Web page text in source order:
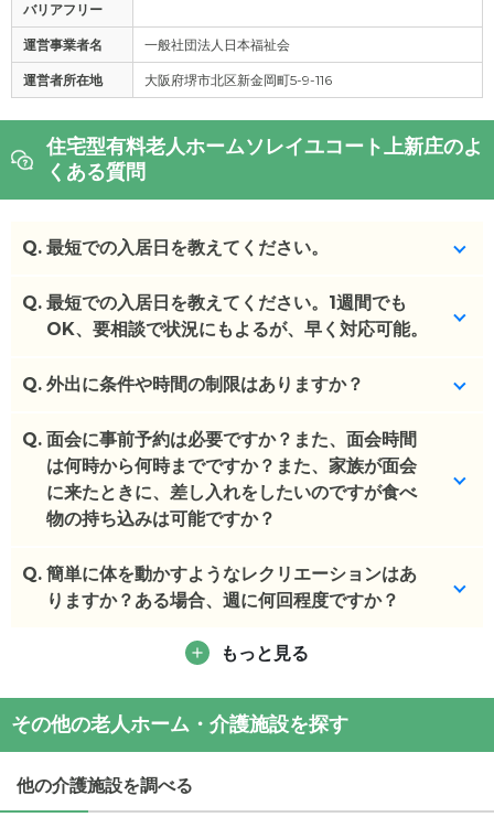
バリアフリー
運営事業者名 一般社団法人日本福祉会
運営者所在地 大阪府堺市北区新金岡町5-9-116
住宅型有料老人ホームソレイユコート上新庄のよ
くある質問
Q. 最短での入居日を教えてください。
1週間でも大丈夫です。要相談で状況にもよるが、早
く対応可能です。
(回答者: 施設担当者,回答日: 2024/03/09)
Q. 最短での入居日を教えてください。1週間でも
OK、要相談で状況にもよるが、早く対応可能。
1週間でも可能です。要相談で状況にもよりますが、
(回答者: 施設担当者,回答日: 2024/03/09)
Q. 外出に条件や時間の制限はありますか？
特にございません。
(回答者: 施設担当者,回答日: 2024/04/24)
Q. 面会に事前予約は必要ですか？また、面会時間
は何時から何時までですか？また、家族が面会
に来たときに、差し入れをしたいのですが食べ
物の持ち込みは可能ですか？
事前連絡をお願いします（当日でも可）。9~18時と
なります。差し入れは可能ですが、ご本人様の状態
Q. 簡単に体を動かすようなレクリエーションはあ
りますか？ある場合、週に何回程度ですか？
特にございません。デイサービスなどのご利用とな
(回答者: 施設担当者,回答日: 2024/04/24)
もっと見る
その他の老人ホーム・介護施設を探す
他の介護施設を調べる